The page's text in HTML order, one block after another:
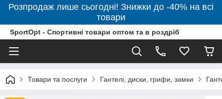
Розпродаж лише сьогодні! Знижки до -40% на всі
товари
SportOpt - Спортивні товари оптом та в роздріб
Товари та послуги Гантелі, диски, грифи, замки